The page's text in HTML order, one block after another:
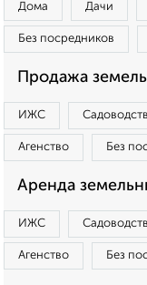
Дома Дачи
Без посредников
Продажа
ИЖС
Агенство Без
Аренда
ИЖС
Агенство Без